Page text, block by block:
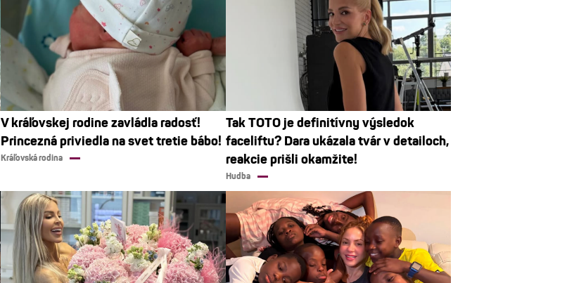
V kráľovskej rodine zavládla radosť!
Princezná priviedla na svet tretie bábo!
Kráľovská rodina
Tak TOTO je definitívny výsledok
faceliftu? Dara ukázala tvár v detailoch,
reakcie prišli okamžite!
Hudba